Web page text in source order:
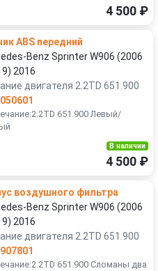
4 500 ₽
ABS передний
Benz Sprinter W906 (2006
2016
двигателя 2.2TD 651.900
651.900 Левый/
В наличии
4 500 ₽
воздушного фильтра
Benz Sprinter W906 (2006
2016
двигателя 2.2TD 651.900
651.900 Сломаны два